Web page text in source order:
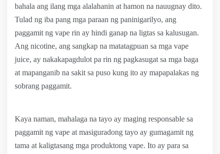
bahala ang ilang mga alalahanin at hamon na nauugnay dito.
Tulad ng iba pang mga paraan ng paninigarilyo, ang
paggamit ng vape rin ay hindi ganap na ligtas sa kalusugan.
Ang nicotine, ang sangkap na matatagpuan sa mga vape
juice, ay nakakapagdulot pa rin ng pagkasugat sa mga baga
at mapanganib na sakit sa puso kung ito ay mapapalakas ng
sobrang paggamit.
Kaya naman, mahalaga na tayo ay maging responsable sa
paggamit ng vape at masiguradong tayo ay gumagamit ng
tama at kaligtasang mga produktong vape. Ito ay para sa